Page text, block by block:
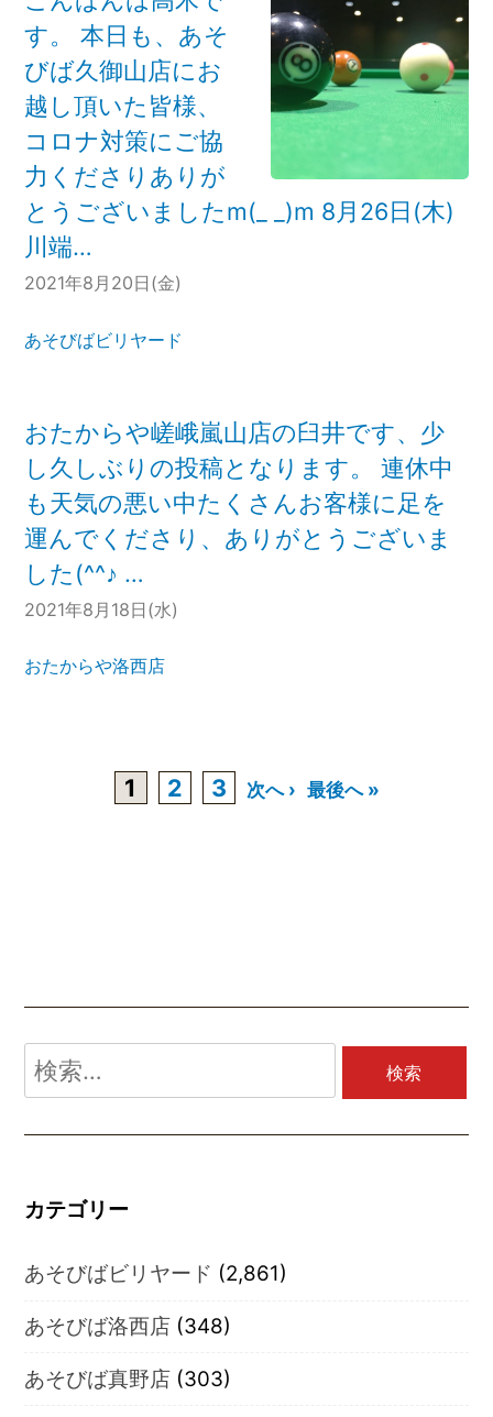
す。 本日も、あそ
びば久御山店にお
越し頂いた皆様、
コロナ対策にご協
力くださりありが
とうございましたm(_ _)m 8月26日(木)
川端…
2021年8月20日(金)
あそびばビリヤード
おたからや嵯峨嵐山店の臼井です、少
し久しぶりの投稿となります。 連休中
も天気の悪い中たくさんお客様に足を
運んでくださり、ありがとうございま
した(^^♪ …
2021年8月18日(水)
おたからや洛西店
1 2 3 次へ › 最後へ »
検
索:
カテゴリー
あそびばビリヤード (2,861)
あそびば洛西店 (348)
あそびば真野店 (303)